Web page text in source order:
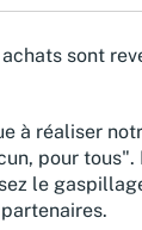
achats sont
à réaliser
pour
le